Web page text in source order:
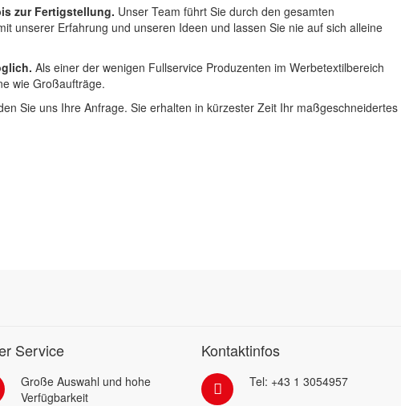
zur Fertigstellung. Unser Team führt Sie durch den gesamten
unserer Erfahrung und unseren Ideen und lassen Sie nie auf sich alleine
Als einer der wenigen Fullservice Produzenten im Werbetextilbereich
wie Großaufträge.
Sie uns Ihre Anfrage. Sie erhalten in kürzester Zeit Ihr maßgeschneidertes
Service
Große Auswahl und hohe
Verfügbarkeit
Kontaktinfos
Tel: +43 1 3054957